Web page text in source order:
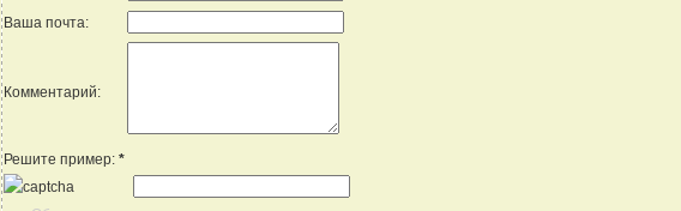
Ваша почта:
Комментарий:
Решите пример: *